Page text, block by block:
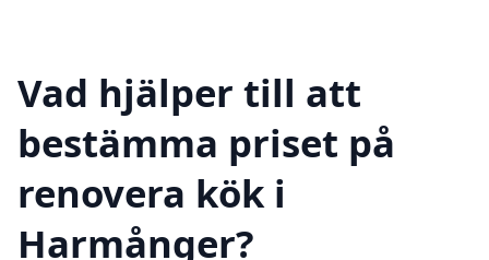
Vad hjälper till att
bestämma priset på
renovera kök i
Harmånger?